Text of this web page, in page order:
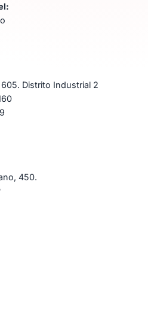
Distrito Industrial 2
450.